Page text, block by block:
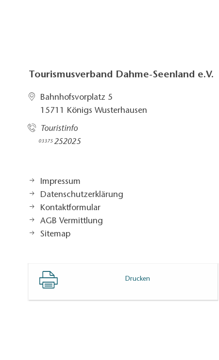
Tourismusverband Dahme-Seenland e.V.
Bahnhofsvorplatz 5​
15711 Königs Wusterhausen
Touristinfo
03375252025​
Impressum
Datenschutzerklärung
Kontaktformular
AGB Vermittlung
Sitemap
Drucken